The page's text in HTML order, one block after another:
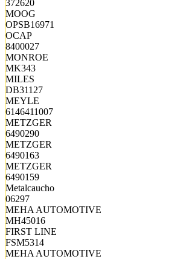
372620
MOOG
OPSB16971
OCAP
8400027
MONROE
MK343
MILES
DB31127
MEYLE
6146411007
METZGER
6490290
METZGER
6490163
METZGER
6490159
Metalcaucho
06297
MEHA AUTOMOTIVE
MH45016
FIRST LINE
FSM5314
MEHA AUTOMOTIVE